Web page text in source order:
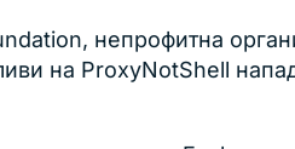
непрофитна
на ProxyNotShell